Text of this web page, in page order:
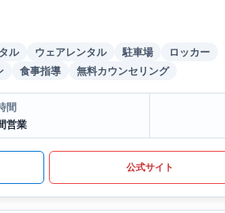
ル ウェアレンタル 駐車場
ロッカー
食事指導 無料カウンセリング
間
営業
公式サイト